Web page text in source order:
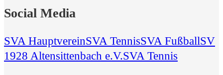
Social Media
SVA HauptvereinSVA TennisSVA FußballSV
1928 Altensittenbach e.V.SVA Tennis